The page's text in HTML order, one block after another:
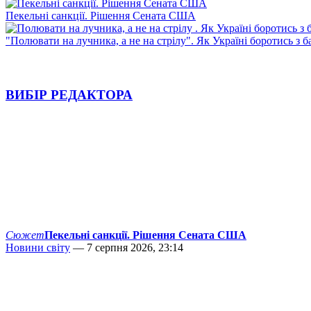
Пекельні санкції. Рішення Сената США
"Полювати на лучника, а не на стрілу". Як Україні боротись з
ВИБІР РЕДАКТОРА
СюжетПекельні санкції. Рішення Сената США
Новини світу — 7 серпня 2026, 23:14